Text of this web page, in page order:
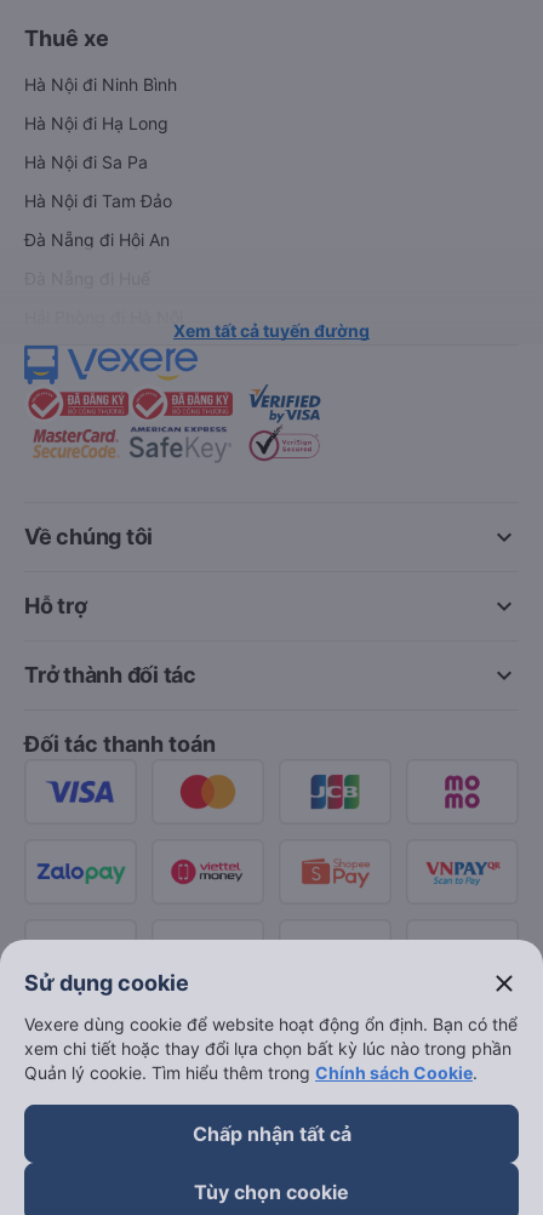
Thuê xe
Hà Nội đi Ninh Bình
Hà Nội đi Hạ Long
Hà Nội đi Sa Pa
Hà Nội đi Tam Đảo
Đà Nẵng đi Hội An
Xem tất cả tuyến đường
keyboard_arrow_down
Về chúng tôi
keyboard_arrow_down
Hỗ trợ
keyboard_arrow_down
Trở thành đối tác
Đối tác thanh toán
Sử dụng cookie close
Vexere dùng cookie để website hoạt động ổn định. Bạn có thể
xem chi tiết hoặc thay đổi lựa chọn bất kỳ lúc nào trong phần
Quản lý cookie. Tìm hiểu thêm trong Chính sách Cookie.
Chấp nhận tất cả
Tùy chọn cookie